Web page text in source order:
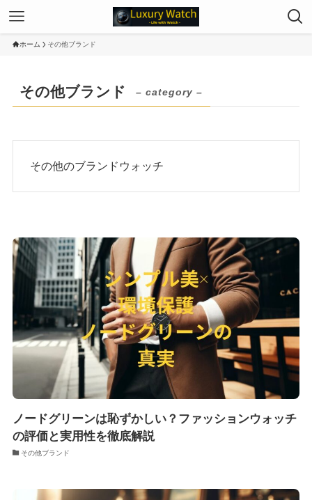
ホーム その他ブランド
その他ブランド – category –
その他のブランドウォッチ
ノードグリーンは恥ずかしい？ファッションウォッチ
の評価と実用性を徹底解説
その他ブランド